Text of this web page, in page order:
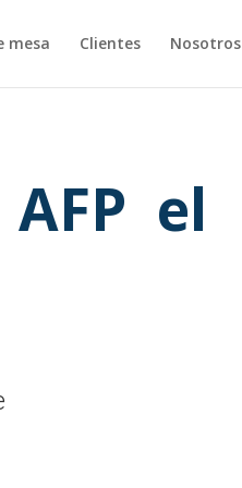
mesa Clientes Nosotros
el